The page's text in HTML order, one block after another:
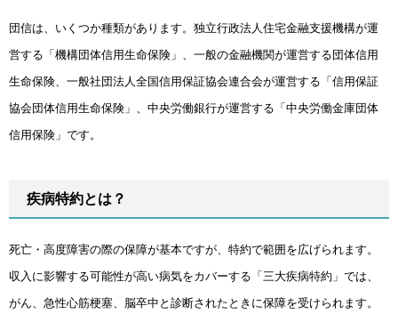
団信は、いくつか種類があります。独立行政法人住宅金融支援機構が運
営する「機構団体信用生命保険」、一般の金融機関が運営する団体信用
生命保険、一般社団法人全国信用保証協会連合会が運営する「信用保証
協会団体信用生命保険」、中央労働銀行が運営する「中央労働金庫団体
信用保険」です。
疾病特約とは？
死亡・高度障害の際の保障が基本ですが、特約で範囲を広げられます。
収入に影響する可能性が高い病気をカバーする「三大疾病特約」では、
がん、急性心筋梗塞、脳卒中と診断されたときに保障を受けられます。